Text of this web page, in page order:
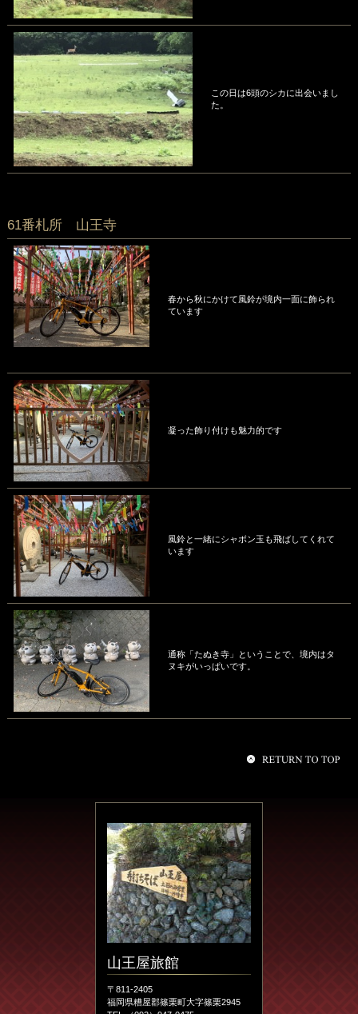
この日は6頭のシカに出会いまし
た。
61番札所 山王寺
春から秋にかけて風鈴が境内一面に飾られ
ています
凝った飾り付けも魅力的です
風鈴と一緒にシャボン玉も飛ばしてくれて
います
通称「たぬき寺」ということで、境内はタ
ヌキがいっぱいです。
山王屋旅館
〒811-2405
福岡県糟屋郡篠栗町大字篠栗2945